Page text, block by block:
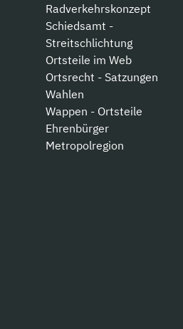
Radverkehrskonzept
Schiedsamt -
Streitschlichtung
Ortsteile im Web
Ortsrecht - Satzungen
Wahlen
Wappen - Ortsteile
Ehrenbürger
Metropolregion